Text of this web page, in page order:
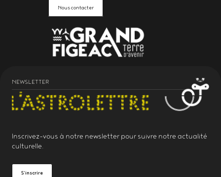
Nous contacter
NEWSLETTER
Inscrivez-vous à notre newsletter pour suivre notre actualité
culturelle.
S'inscrire